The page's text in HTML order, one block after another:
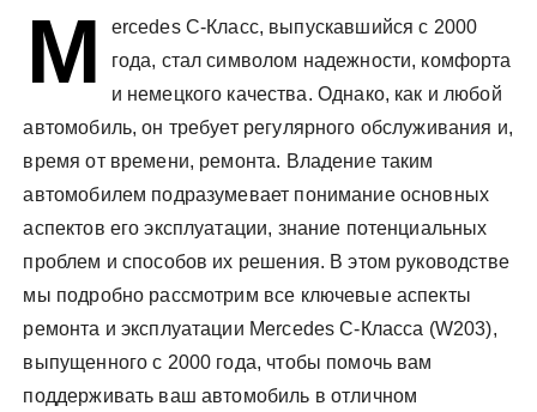
M
ercedes C-Класс, выпускавшийся с 2000
года, стал символом надежности, комфорта
и немецкого качества. Однако, как и любой
автомобиль, он требует регулярного обслуживания и,
время от времени, ремонта. Владение таким
автомобилем подразумевает понимание основных
аспектов его эксплуатации, знание потенциальных
проблем и способов их решения. В этом руководстве
мы подробно рассмотрим все ключевые аспекты
ремонта и эксплуатации Mercedes C-Класса (W203),
выпущенного с 2000 года, чтобы помочь вам
поддерживать ваш автомобиль в отличном